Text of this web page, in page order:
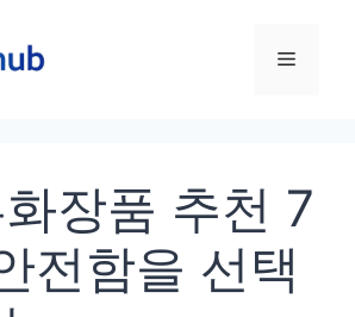
메
장품 추천 7
전함을 선택